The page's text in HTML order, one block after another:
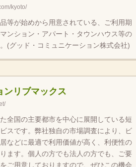
kyoto/
等が始めから用意されている、ご利用期
ンション・アパート・タウンハウス等の
(グッド・コミュニケーション株式会社)
ンリブマックス
全国の主要都市を中心に展開している短
スです。弊社独自の市場調査により、ビ
などに最適で利用価値が高く、利便性の
ます。個人の方でも法人の方でも、ご要
ご用意しておりますので、ぜひこの機会